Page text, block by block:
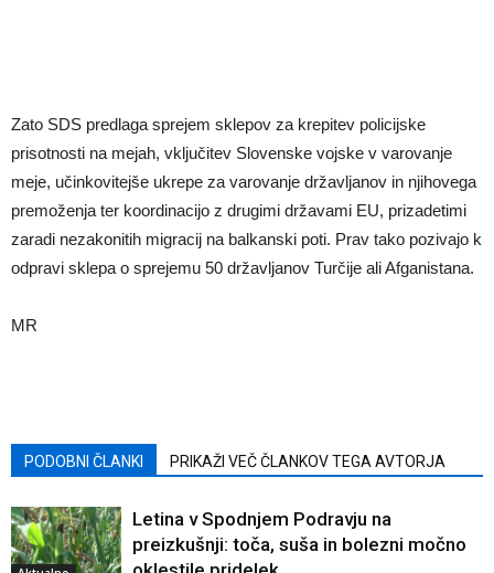
Zato SDS predlaga sprejem sklepov za krepitev policijske
prisotnosti na mejah, vključitev Slovenske vojske v varovanje
meje, učinkovitejše ukrepe za varovanje državljanov in njihovega
premoženja ter koordinacijo z drugimi državami EU, prizadetimi
zaradi nezakonitih migracij na balkanski poti. Prav tako pozivajo k
odpravi sklepa o sprejemu 50 državljanov Turčije ali Afganistana.
MR
PODOBNI ČLANKI PRIKAŽI VEČ ČLANKOV TEGA AVTORJA
Letina v Spodnjem Podravju na
preizkušnji: toča, suša in bolezni močno